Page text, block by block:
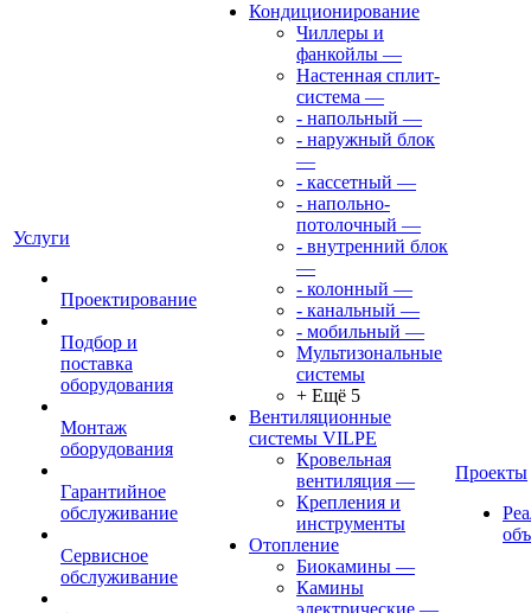
Услуги
Проектирование
Подбор и
поставка
оборудования
Монтаж
оборудования
Гарантийное
обслуживание
Сервисное
обслуживание
Кондиционирование
Чиллеры и
фанкойлы —
Настенная сплит-
система —
- напольный —
- наружный блок
—
- кассетный —
- напольно-
потолочный —
- внутренний блок
—
- колонный —
- канальный —
- мобильный —
Мультизональные
системы
+ Ещё 5
Вентиляционные
системы VILPE
Кровельная
вентиляция —
Крепления и
инструменты
Отопление
Биокамины —
Камины
электрические —
Проекты